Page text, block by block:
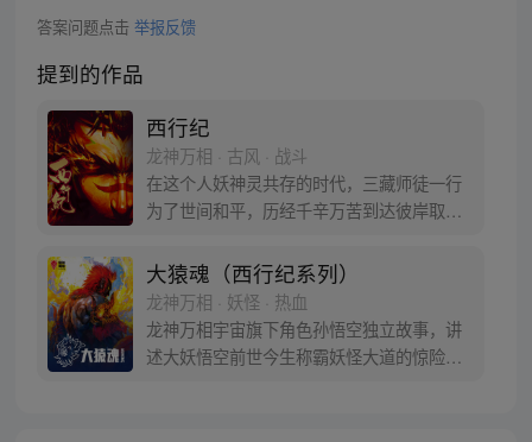
答案问题点击 举报反馈
提到的作品
西行纪
龙神万相 · 古风 · 战斗
在这个人妖神灵共存的时代，三藏师徒一行
为了世间和平，历经千辛万苦到达彼岸取
变得美好….随着阴谋慢慢揭露，暗魂四起,
为了让“永恒之火”重新归位，小狼妖白狼不
辞万难，找到唐三藏大法师，和他一起重新
寻回徒弟们，组成全新“西行小队”，再度踏
上西行之旅……
大猿魂（西行纪系列）
龙神万相 · 妖怪 · 热血
龙神万相宇宙旗下角色孙悟空独立故事，讲
述大妖悟空前世今生称霸妖怪大道的惊险历